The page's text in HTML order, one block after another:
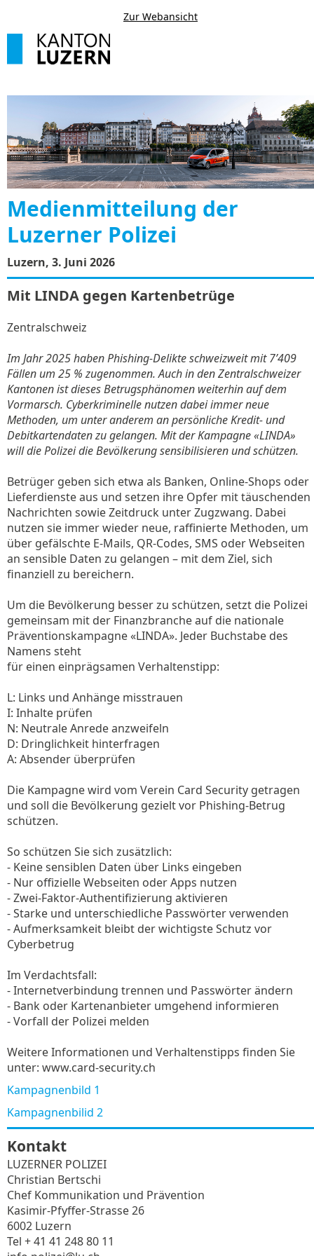
Zur Webansicht
Medienmitteilung der
Luzerner Polizei
Luzern, 3. Juni 2026
Mit LINDA gegen Kartenbetrüge
Zentralschweiz
Im Jahr 2025 haben Phishing-Delikte schweizweit mit 7’409
Fällen um 25 % zugenommen. Auch in den Zentralschweizer
Kantonen ist dieses Betrugsphänomen weiterhin auf dem
Vormarsch. Cyberkriminelle nutzen dabei immer neue
Methoden, um unter anderem an persönliche Kredit- und
Debitkartendaten zu gelangen. Mit der Kampagne «LINDA»
will die Polizei die Bevölkerung sensibilisieren und schützen.
Betrüger geben sich etwa als Banken, Online-Shops oder
Lieferdienste aus und setzen ihre Opfer mit täuschenden
Nachrichten sowie Zeitdruck unter Zugzwang. Dabei
nutzen sie immer wieder neue, raffinierte Methoden, um
über gefälschte E-Mails, QR-Codes, SMS oder Webseiten
an sensible Daten zu gelangen – mit dem Ziel, sich
finanziell zu bereichern.
Um die Bevölkerung besser zu schützen, setzt die Polizei
gemeinsam mit der Finanzbranche auf die nationale
Präventionskampagne «LINDA». Jeder Buchstabe des
Namens steht
für einen einprägsamen Verhaltenstipp:
L: Links und Anhänge misstrauen
I: Inhalte prüfen
N: Neutrale Anrede anzweifeln
D: Dringlichkeit hinterfragen
A: Absender überprüfen
Die Kampagne wird vom Verein Card Security getragen
und soll die Bevölkerung gezielt vor Phishing-Betrug
schützen.
So schützen Sie sich zusätzlich:
- Keine sensiblen Daten über Links eingeben
- Nur offizielle Webseiten oder Apps nutzen
- Zwei-Faktor-Authentifizierung aktivieren
- Starke und unterschiedliche Passwörter verwenden
- Aufmerksamkeit bleibt der wichtigste Schutz vor
Cyberbetrug
Im Verdachtsfall:
- Internetverbindung trennen und Passwörter ändern
- Bank oder Kartenanbieter umgehend informieren
- Vorfall der Polizei melden
Weitere Informationen und Verhaltenstipps finden Sie
unter: www.card-security.ch
Kampagnenbild 1
Kampagnenbilid 2
Kontakt
LUZERNER POLIZEI
Christian Bertschi
Chef Kommunikation und Prävention
Kasimir-Pfyffer-Strasse 26
6002 Luzern
Tel + 41 41 248 80 11